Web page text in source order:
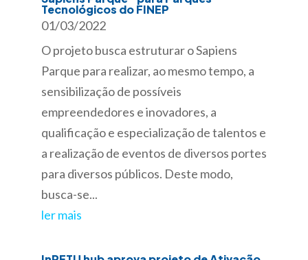
Tecnológicos do FINEP
01/03/2022
O projeto busca estruturar o Sapiens
Parque para realizar, ao mesmo tempo, a
sensibilização de possíveis
empreendedores e inovadores, a
qualificação e especialização de talentos e
a realização de eventos de diversos portes
para diversos públicos. Deste modo,
busca-se...
ler mais